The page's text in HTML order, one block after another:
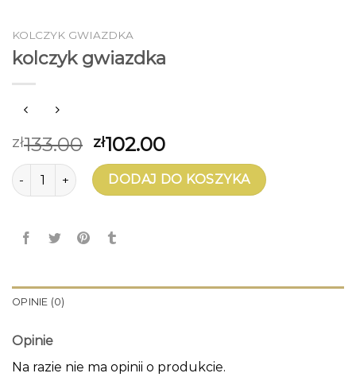
KOLCZYK GWIAZDKA
kolczyk gwiazdka
zł133.00 zł102.00
ilość kolczyk gwiazdkaDODAJ DO KOSZYKA
OPINIE (0)
Opinie
Na razie nie ma opinii o produkcie.